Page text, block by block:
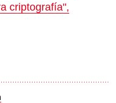
criptografía",